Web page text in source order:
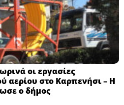
οι εργασίες
αερίου στο Καρπενήσι – Η
ο δήμος